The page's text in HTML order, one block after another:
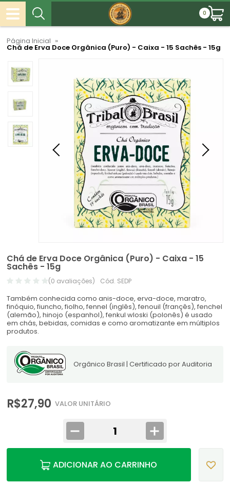
0
Página Inicial »
Chá de Erva Doce Orgânica (Puro) - Caixa - 15 Sachês - 15g
Chá de Erva Doce Orgânica (Puro) - Caixa - 15
Sachês - 15g
(0 avaliações) Cód. SEDP
Também conhecida como anis-doce, erva-doce, maratro,
finóquio, fiuncho, fiolho, fennel (inglês), fenouil (françês), fenchel
(alemão), hinojo (espanhol), fenkul wloski (polonês) é usado
em chás, bebidas, comidas e como aromatizante em múltiplos
produtos.
Orgânico Brasil | Certificado por Auditoria
R$27,90
ADICIONAR AO CARRINHO